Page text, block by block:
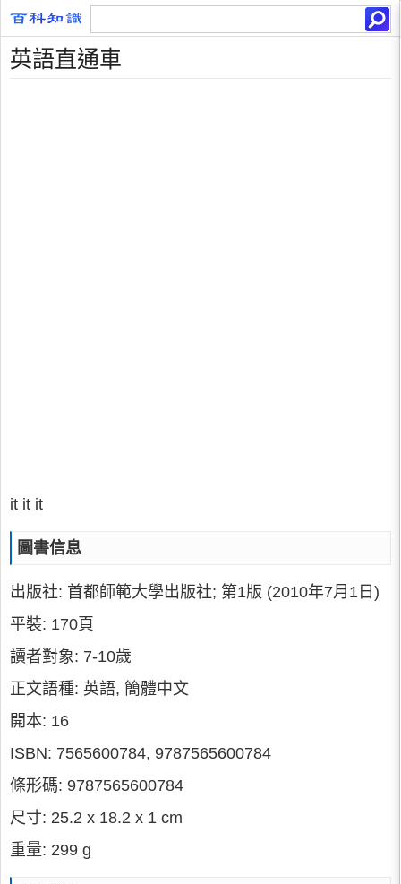
英語直通車
it it it
圖書信息
出版社: 首都師範大學出版社; 第1版 (2010年7月1日)
平裝: 170頁
讀者對象: 7-10歲
正文語種: 英語, 簡體中文
開本: 16
ISBN: 7565600784, 9787565600784
條形碼: 9787565600784
尺寸: 25.2 x 18.2 x 1 cm
重量: 299 g